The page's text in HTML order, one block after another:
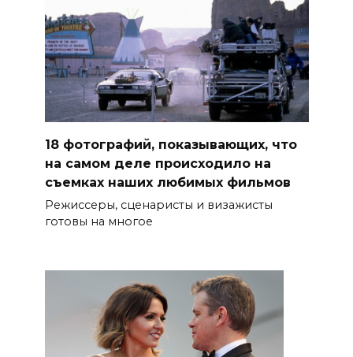
18 фотографий, показывающих, что
на самом деле происходило на
съемках наших любимых фильмов
Режиссеры, сценаристы и визажисты
готовы на многое